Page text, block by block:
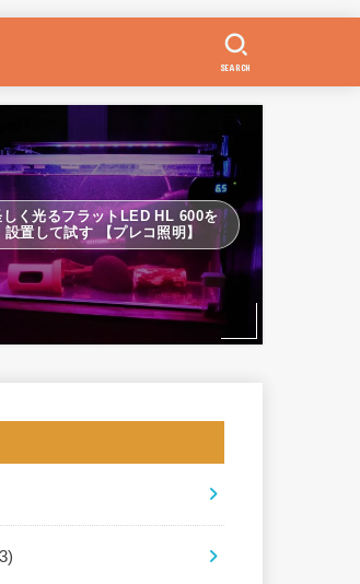
SEARCH
しく光るフラットLED HL 600を
設置して試す 【プレコ照明】